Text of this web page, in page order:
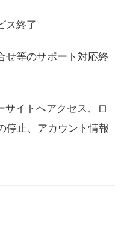
ス終了
せ等のサポート対応終
サイトへアクセス、ロ
停止、アカウント情報